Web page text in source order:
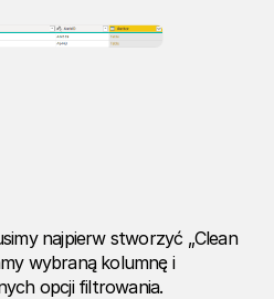
najpierw stworzyć „Clean
wybraną kolumnę i
opcji filtrowania.